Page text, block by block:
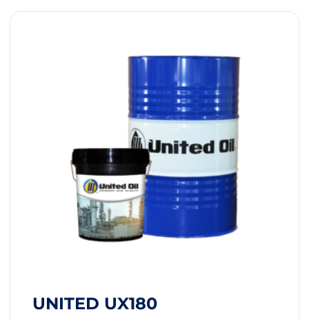
UNITED UX180